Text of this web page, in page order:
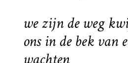
we zijn de weg
ons in de bek van